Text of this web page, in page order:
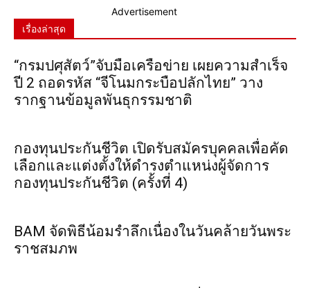
Advertisement
เรื่องล่าสุด
“กรมปศุสัตว์”จับมือเครือข่าย เผยความสำเร็จ
ปี 2 ถอดรหัส “จีโนมกระบือปลักไทย” วาง
รากฐานข้อมูลพันธุกรรมชาติ
กองทุนประกันชีวิต เปิดรับสมัครบุคคลเพื่อคัด
เลือกและแต่งตั้งให้ดำรงตำแหน่งผู้จัดการ
กองทุนประกันชีวิต (ครั้งที่ 4)
BAM จัดพิธีน้อมรำลึกเนื่องในวันคล้ายวันพระ
ราชสมภพ